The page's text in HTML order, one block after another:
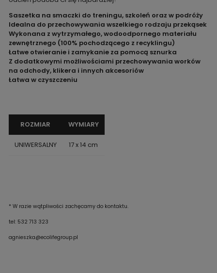
Saszetka na smaczki do treningu, szkoleń oraz w podróży
Idealna do przechowywania wszelkiego rodzaju przekąsek
Wykonana z wytrzymałego, wodoodpornego materiału
zewnętrznego (100% pochodzącego z recyklingu)
Łatwe otwieranie i zamykanie za pomocą sznurka
Z dodatkowymi możliwościami przechowywania worków
na odchody, klikera i innych akcesoriów
Łatwa w czyszczeniu
ROZMIAR WYMIARY
UNIWERSALNY 17 x 14 cm
* W razie wątpliwości zachęcamy do kontaktu.
tel: 532 713 323
agnieszka@ecolifegroup.pl